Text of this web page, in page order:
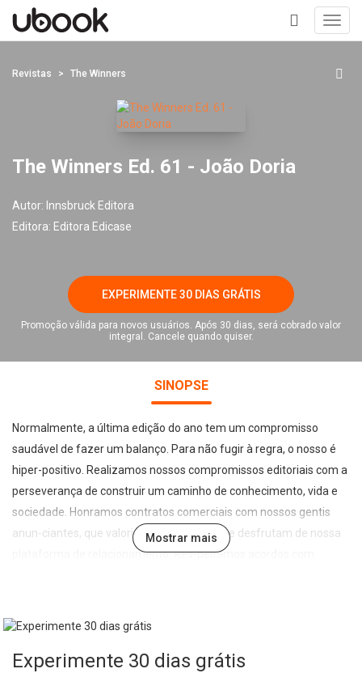
+
Revistas The Winners
The Winners Ed. 61 - João Doria
Autor: Innsbruck Editora
Editora: Editora Edicase
EXPERIMENTE 30 DIAS GRÁTIS
Promoção válida para novos usuários. Após 30 dias, será cobrado valor
integral. Cancele quando quiser.
SINOPSE
Normalmente, a última edição do ano tem um compromisso
saudável de fazer um balanço. Para não fugir à regra, o nosso é
hiper-positivo. Realizamos nossos compromissos editoriais com a
perseverança de construir um caminho de conhecimento, vida e
sociedade. Honramos contratos comerciais com nossos gentis
anun-ciantes, que valorizam, reconhecem e desfrutam de nossa
plataforma de relacionamento. Res-peitamos acordos com
todos possam sonhar e sonhar alto. Trabalha-mos duro, mas não
gratos por essa grande oportunidade empreendedora.
Mostrar mais
Experimente 30 dias grátis